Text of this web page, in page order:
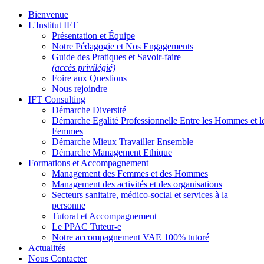
Bienvenue
L'Institut IFT
Présentation et Équipe
Notre Pédagogie et Nos Engagements
Guide des Pratiques et Savoir-faire
(accès privilégié)
Foire aux Questions
Nous rejoindre
IFT Consulting
Démarche Diversité
Démarche Egalité Professionnelle Entre les Hommes et
Femmes
Démarche Mieux Travailler Ensemble
Démarche Management Ethique
Formations et Accompagnement
Management des Femmes et des Hommes
Management des activités et des organisations
Secteurs sanitaire, médico-social et services à la
personne
Tutorat et Accompagnement
Le PPAC Tuteur-e
Notre accompagnement VAE 100% tutoré
Actualités
Nous Contacter